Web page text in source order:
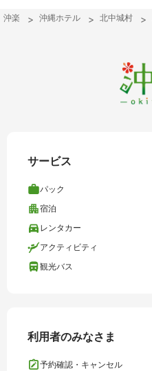
沖楽 沖縄ホテル 北中城村
サービス
パック
宿泊
レンタカー
アクティビティ
観光バス
利用者のみなさま
予約確認・キャンセル